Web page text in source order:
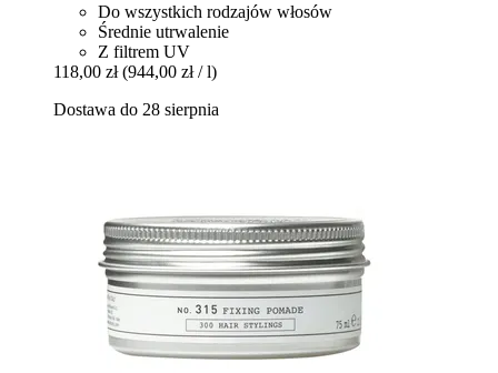
Do wszystkich rodzajów włosów
Średnie utrwalenie
Z filtrem UV
118,00 zł (944,00 zł / l)
Dostawa do 28 sierpnia